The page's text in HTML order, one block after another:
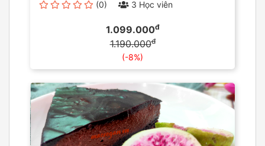
(0)
3 Học viên
1.099.000đ
1.190.000đ
(-8%)